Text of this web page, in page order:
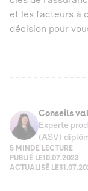
et les facteurs à
décision pour
Conseils
Experte
(ASV)
5 MIN DE LECTURE
PUBLIÉ LE10.07.2023
ACTUALISÉ LE